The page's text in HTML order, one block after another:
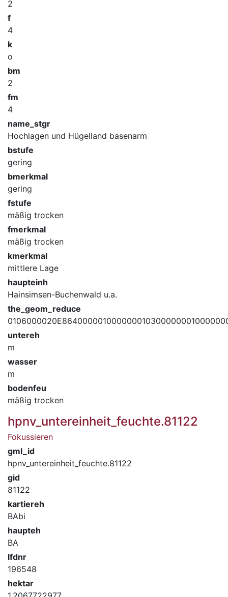
2
f
4
k
o
bm
2
fm
4
name_stgr
Hochlagen und Hügelland basenarm
bstufe
gering
bmerkmal
gering
fstufe
mäßig trocken
fmerkmal
mäßig trocken
kmerkmal
mittlere Lage
haupteinh
Hainsimsen-Buchenwald u.a.
the_geom_reduce
untereh
m
wasser
m
bodenfeu
mäßig trocken
hpnv_untereinheit_feuchte.81122
Fokussieren
gml_id
hpnv_untereinheit_feuchte.81122
gid
81122
kartiereh
BAbi
haupteh
BA
lfdnr
196548
hektar